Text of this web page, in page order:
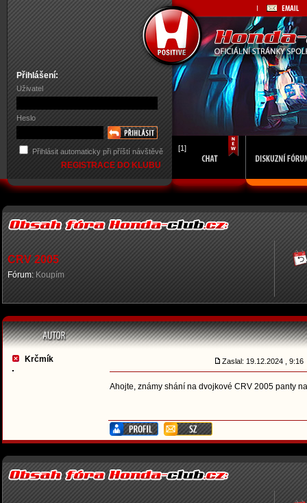
Přihlášení:
Uživatel
Heslo
Přihlásit automaticky při příští návštěvě
REGISTRACE DO KLUBU
[1]
CRV 2005
Fórum: Koupím
Krčmík Zaslal: 19.12.2024 , 9:16
Ahojte, známy shání na dvojkové CRV 2005 panty